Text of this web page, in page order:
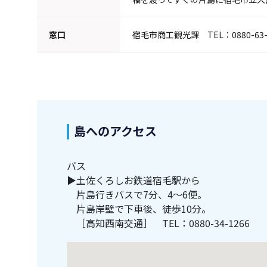
窓口 宿毛市商工観光課 TEL：0880-
島へのアクセス
バス
▶土佐くろしお鉄道宿毛駅から
片島行きバスで7分、4～6便。
片島岸壁で下車後、徒歩10分。
［高知西南交通］ TEL：0880-34-1266